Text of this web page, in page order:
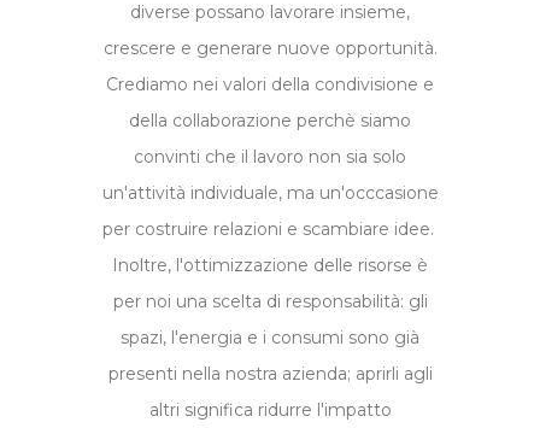
diverse possano lavorare insieme,
crescere e generare nuove opportunità.
Crediamo nei valori della condivisione e
della collaborazione perchè siamo
convinti che il lavoro non sia solo
un'attività individuale, ma un'occcasione
per costruire relazioni e scambiare idee.
Inoltre, l'ottimizzazione delle risorse è
per noi una scelta di responsabilità: gli
spazi, l'energia e i consumi sono già
presenti nella nostra azienda; aprirli agli
altri significa ridurre l'impatto